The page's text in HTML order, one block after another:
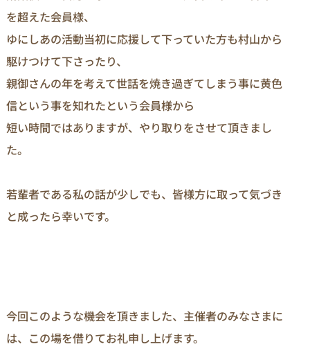
を超えた会員様、
ゆにしあの活動当初に応援して下っていた方も村山から
駆けつけて下さったり、
親御さんの年を考えて世話を焼き過ぎてしまう事に黄色
信という事を知れたという会員様から
短い時間ではありますが、やり取りをさせて頂きまし
た。
若輩者である私の話が少しでも、皆様方に取って気づき
と成ったら幸いです。
今回このような機会を頂きました、主催者のみなさまに
は、この場を借りてお礼申し上げます。